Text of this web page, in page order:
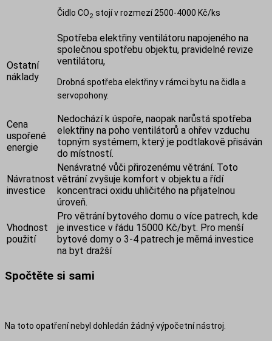
Čidlo CO2 stojí v rozmezí 2500-4000 Kč/ks
Ostatní
náklady
Spotřeba elektřiny ventilátoru napojeného na
společnou spotřebu objektu, pravidelné revize
ventilátoru,
Drobná spotřeba elektřiny v rámci bytu na čidla a
servopohony.
Cena
uspořené
energie
Nedochází k úspoře, naopak narůstá spotřeba
elektřiny na poho ventilátorů a ohřev vzduchu
topným systémem, který je podtlakově přisáván
do místností.
Návratnost
investice
Nenávratné vůči přirozenému větrání. Toto
větrání zvyšuje komfort v objektu a řídí
koncentraci oxidu uhličitého na přijatelnou
úroveň.
Vhodnost
použití
Pro větrání bytového domu o více patrech, kde
je investice v řádu 15000 Kč/byt. Pro menší
bytové domy o 3-4 patrech je měrná investice
na byt dražší
Spočtěte si sami
Na toto opatření nebyl dohledán žádný výpočetní nástroj.